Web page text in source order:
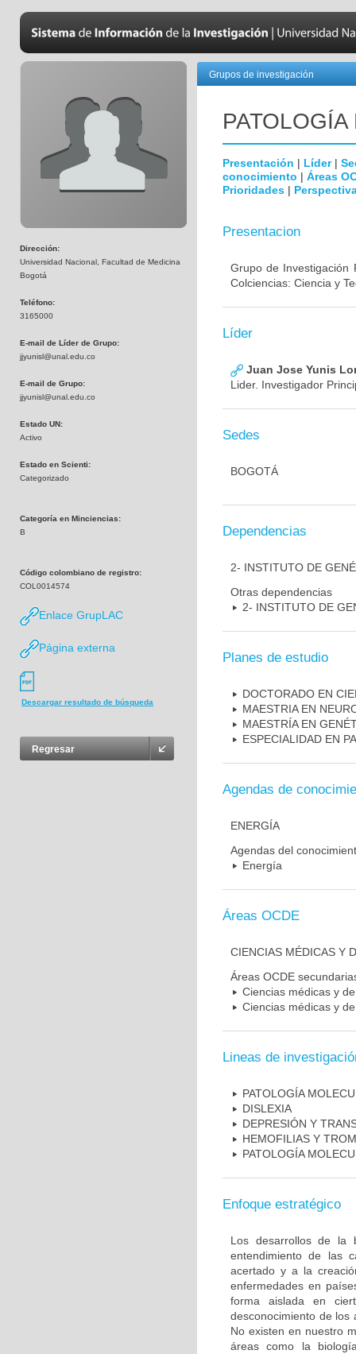
Dirección:
Universidad Nacional, Facultad de Medicina
Bogotá
Teléfono:
3165000
E-mail de Líder de Grupo:
jjyunisl@unal.edu.co
E-mail de Grupo:
jjyunisl@unal.edu.co
Estado UN:
Activo
Estado en Scienti:
Categorizado
Categoría en Minciencias:
B
Código colombiano de registro:
COL0014574
Enlace GrupLAC
Página externa
Descargar resultado de búsqueda
Regresar
Grupos de investigación
Presentación | Líder|
conocimiento | Áreas
Prioridades |
Presentacion
Grupo de Investigación
Colciencias: Ciencia y
Líder
Juan Jose Yunis
Lider. Investigador
Sedes
BOGOTÁ
Dependencias
2- INSTITUTO DE
Otras dependencias
2- INSTITUTO DE
Planes de estudio
DOCTORADO EN
MAESTRIA EN
MAESTRÍA EN
ESPECIALIDAD EN
Agendas de
ENERGÍA
Agendas del
Energía
Áreas OCDE
CIENCIAS MÉDICAS Y
Áreas OCDE
Ciencias médicas y
Ciencias médicas y
Lineas de
PATOLOGÍA
DISLEXIA
DEPRESIÓN Y
HEMOFILIAS Y
PATOLOGÍA
Enfoque estratégico
Los desarrollos de la
entendimiento de las
acertado y a la
enfermedades en
forma aislada en
desconocimiento de los
No existen en nuestro
áreas como la